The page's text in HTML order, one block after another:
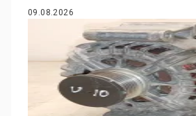
09.08.2026